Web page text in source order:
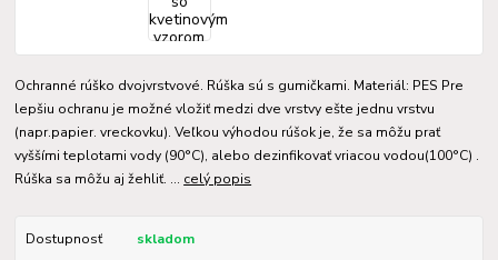
Ochranné rúško dvojvrstvové. Rúška sú s gumičkami. Materiál: PES Pre
lepšiu ochranu je možné vložiť medzi dve vrstvy ešte jednu vrstvu
(napr.papier. vreckovku). Veľkou výhodou rúšok je, že sa môžu prať
vyššími teplotami vody (90°C), alebo dezinfikovať vriacou vodou(100°C) .
Rúška sa môžu aj žehliť. ... celý popis
Dostupnosť
skladom